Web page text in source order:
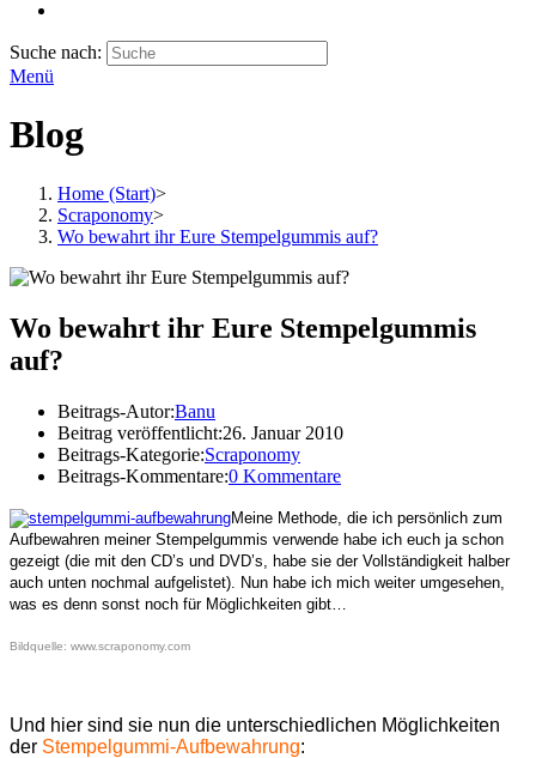
Suche nach:
Menü
Blog
Home (Start)>
Scraponomy>
Wo bewahrt ihr Eure Stempelgummis auf?
Wo bewahrt ihr Eure Stempelgummis
auf?
Beitrags-Autor:Banu
Beitrag veröffentlicht:26. Januar 2010
Beitrags-Kategorie:Scraponomy
Beitrags-Kommentare:0 Kommentare
Meine Methode, die ich persönlich zum
Aufbewahren meiner Stempelgummis verwende habe ich euch ja schon
gezeigt (die mit den CD’s und DVD’s, habe sie der Vollständigkeit halber
auch unten nochmal aufgelistet). Nun habe ich mich weiter umgesehen,
was es denn sonst noch für Möglichkeiten gibt…
Bildquelle: www.scraponomy.com
Und hier sind sie nun die unterschiedlichen Möglichkeiten
der Stempelgummi-Aufbewahrung: